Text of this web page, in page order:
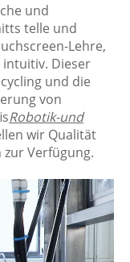
und
telle und
Lehre,
intuitiv. Dieser
und die
von
Robotik-und
wir Qualität
Verfügung.